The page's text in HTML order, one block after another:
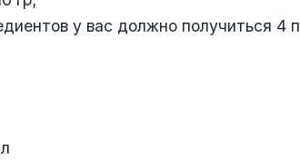
у вас должно получиться 4